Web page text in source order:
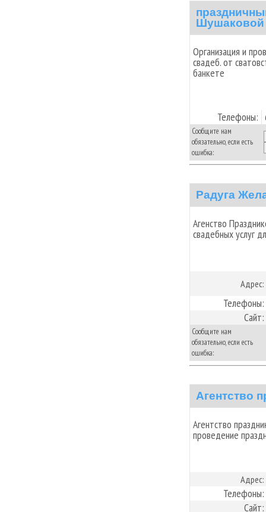
Шушаковой
Организация и
свадеб. от
банкете
Телефоны:
Сообщите нам
обязательно, если есть
ошибка:
Радуга
Агенство
свадебных услуг
Адрес:
Телефоны:
Сайт:
Сообщите нам
обязательно, если есть
ошибка:
Агентство
Агентство
проведение
Адрес:
Телефоны:
Сайт: